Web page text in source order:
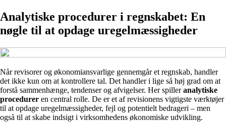
Analytiske procedurer i regnskabet: En
nøgle til at opdage uregelmæssigheder
Når revisorer og økonomiansvarlige gennemgår et regnskab, handler
det ikke kun om at kontrollere tal. Det handler i lige så høj grad om at
forstå sammenhænge, tendenser og afvigelser. Her spilleranalytiske
procedurer en central rolle. De er et af revisionens vigtigste værktøjer
til at opdage uregelmæssigheder, fejl og potentielt bedrageri – men
også til at skabe indsigt i virksomhedens økonomiske udvikling.